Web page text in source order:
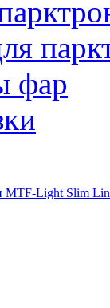
фар
MTF-Light Slim